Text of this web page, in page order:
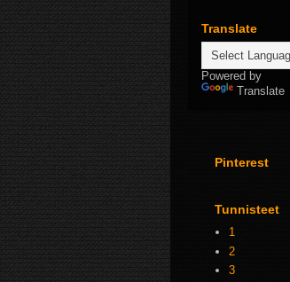
Translate
Powered by
Translate
Pinterest
Tunnisteet
1
2
3